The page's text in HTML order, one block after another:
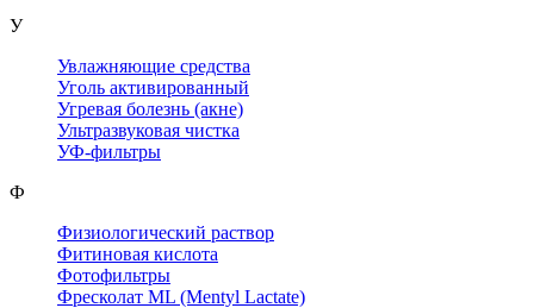
У
Увлажняющие средства
Уголь активированный
Угревая болезнь (акне)
Ультразвуковая чистка
УФ-фильтры
Ф
Физиологический раствор
Фитиновая кислота
Фотофильтры
Фресколат ML (Mentyl Lactate)